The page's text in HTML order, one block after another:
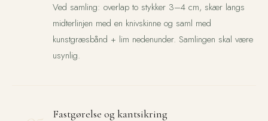
Ved samling: overlap to stykker 3–4 cm, skær langs
midterlinjen med en knivskinne og saml med
kunstgræsbånd + lim nedenunder. Samlingen skal være
usynlig.
Fastgørelse og kantsikring